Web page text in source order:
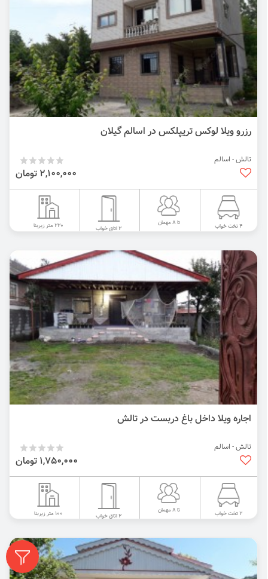
رزرو ویلا لوکس تریپلکس در اسالم گیلان
تالش - اسالم
2,100,000 تومان
4 تخت خواب تا 8 مهمان
2 اتاق خواب 220 متر زیربنا
اجاره ویلا داخل باغ دربست در تالش
تالش - اسالم
1,750,000 تومان
2 تخت خواب تا 8 مهمان
2 اتاق خواب 100 متر زیربنا